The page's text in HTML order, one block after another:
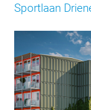
Sportlaan